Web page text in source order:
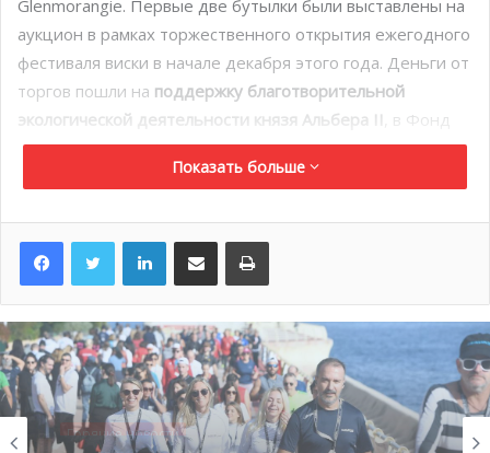
Glenmorangie. Первые две бутылки были выставлены на
аукцион в рамках торжественного открытия ежегодного
фестиваля виски в начале декабря этого года. Деньги от
торгов пошли на поддержку благотворительной
экологической деятельности князя Альбера II , в Фонд
Князя, а также в Фонд партнера по производству виски
Glenmorangie — Общества охраны морской среды (the
деньги преимущественно на поддержку инициатив
благотворительной организации Альбера II.
Показать больше
LinkedInПоделиться по электронной почте Распечатать
Горячие новости